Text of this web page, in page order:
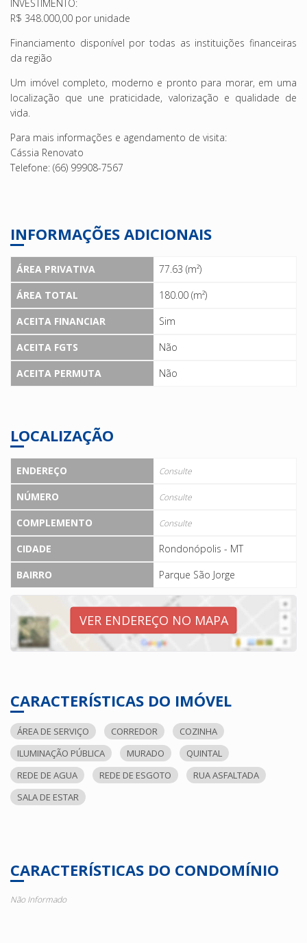
INVESTIMENTO:
R$ 348.000,00 por unidade
Financiamento disponível por todas as instituições financeiras
da região
Um imóvel completo, moderno e pronto para morar, em uma
localização que une praticidade, valorização e qualidade de
vida.
Para mais informações e agendamento de visita:
Cássia Renovato
Telefone: (66) 99908-7567
INFORMAÇÕES ADICIONAIS
ÁREA PRIVATIVA
77.63 (m²)
ÁREA TOTAL
180.00 (m²)
ACEITA FINANCIAR
Sim
ACEITA FGTS
Não
ACEITA PERMUTA
Não
LOCALIZAÇÃO
ENDEREÇO Consulte
NÚMERO Consulte
COMPLEMENTO Consulte
CIDADE
Rondonópolis - MT
BAIRRO
Parque São Jorge
VER ENDEREÇO NO MAPA
CARACTERÍSTICAS DO IMÓVEL
ÁREA DE SERVIÇO CORREDOR
COZINHA
ILUMINAÇÃO PÚBLICA
MURADO
QUINTAL
REDE DE AGUA
REDE DE ESGOTO
RUA ASFALTADA
SALA DE ESTAR
CARACTERÍSTICAS DO CONDOMÍNIO
Não Informado